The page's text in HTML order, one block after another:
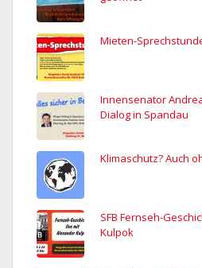
Mieten-
Innensenator
Dialog in Spandau
Klimaschutz? Auch
SFB Fernseh-
Kulpok